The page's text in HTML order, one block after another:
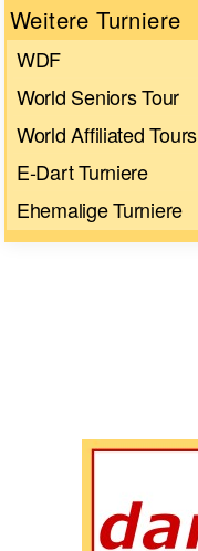
Weitere Turniere
WDF
World Seniors Tour
World Affiliated Tours
E-Dart Turniere
Ehemalige Turniere